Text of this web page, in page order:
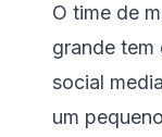
O time de
grande tem
social
um